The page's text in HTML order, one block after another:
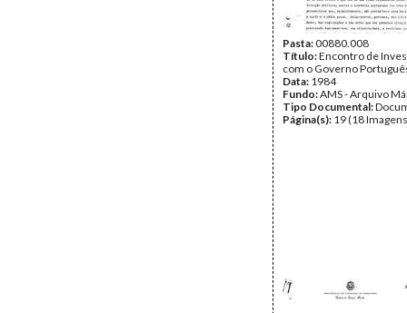
Pasta:00880.008
Título:Encontro de
com o Governo
Data: 1984
Fundo:AMS - Arquivo
Tipo Documental:
Página(s): 19 (18